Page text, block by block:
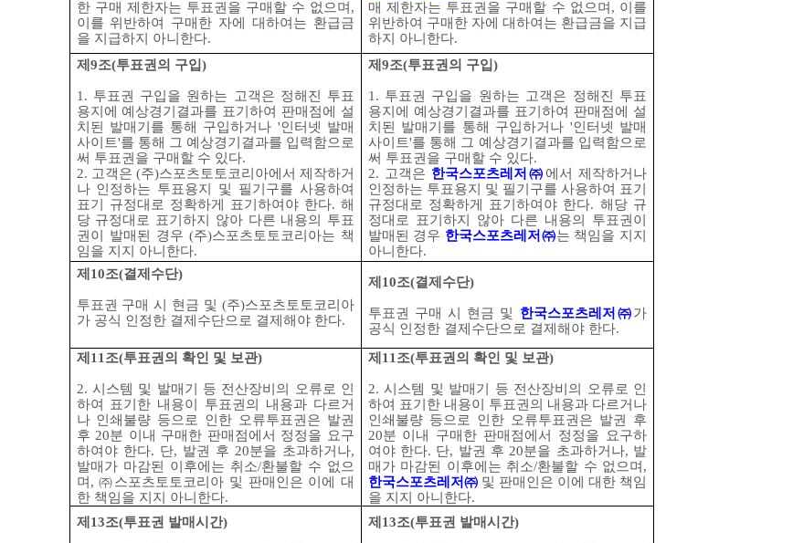
한 구매 제한자는 투표권을 구매할 수 없으며 ,
이를 위반하여 구매한 자에 대하여는 환급금
을 지급하지 아니한다.
매 제한자는 투표권을 구매할 수 없으며 , 이를
위반하여 구매한 자에 대하여는 환급금을 지급
하지 아니한다.
제 9조(투표권의 구입)
1. 투표권 구입을 원하는 고객은 정해진 투표
용지에 예상경기결과를 표기하여 판매점에 설
치된 발매기를 통해 구입하거나 '인터넷 발매
사이트'를 통해 그 예상경기결과를 입력함으로
써 투표권을 구매할 수 있다.
2. 고객은 (주)스포츠토토코리아에서 제작하거
나 인정하는 투표용지 및 필기구를 사용하여
표기 규정대로 정확하게 표기하여야 한다.해
당 규정대로 표기하지 않아 다른 내용의 투표
권이 발매된 경우 (주)스포츠토토코리아는 책
임을 지지 아니한다.
제 9조(투표권의 구입)
1. 투표권 구입을 원하는 고객은 정해진 투표
용지에 예상경기결과를 표기하여 판매점에 설
치된 발매기를 통해 구입하거나 '인터넷 발매
사이트'를 통해 그 예상경기결과를 입력함으로
써 투표권을 구매할 수 있다.
2. 고객은 한국스포츠레저 ㈜ 에서 제작하거나
인정하는 투표용지 및 필기구를 사용하여 표기
규정대로 정확하게 표기하여야 한다. 해당 규
정대로 표기하지 않아 다른 내용의 투표권이
발매된 경우 한국스포츠레저 ㈜는 책임을 지지
아니한다.
제 10조(결제수단)
투표권 구매 시 현금 및(주)스포츠토토코리아
가 공식 인정한 결제수단으로 결제해야 한다.
제 10조(결제수단)
투표권 구매 시 현금 및 한국스포츠레저 ㈜가
공식 인정한 결제수단으로 결제해야 한다.
제 11 조(투표권의 확인 및 보관)
2. 시스템 및 발매기 등 전산장비의 오류로 인
하여 표기한 내용이 투표권의 내용과 다르거
나 인쇄불량 등으로 인한 오류투표권은 발권
후 20분 이내 구매한 판매점에서 정정을 요구
하여야 한다. 단, 발권 후 20분을 초과하거나,
발매가 마감된 이후에는 취소/환불할 수 없으
며 , ㈜스포츠토토코리아 및 판매인은 이에 대
한 책임을 지지 아니한다.
제 11 조(투표권의 확인 및 보관)
2.시스템 및 발매기 등 전산장비의 오류로 인
하여 표기한 내용이 투표권의 내용과 다르거나
인쇄불량 등으로 인한 오류투표권은 발권 후
20분 이내 구매한 판매점에서 정정을 요구하
여야 한다. 단, 발권 후 20분을 초과하거나, 발
매가 마감된 이후에는 취소/환불할 수 없으며 ,
한국스포츠레저㈜ 및 판매인은 이에 대한 책임
을 지지 아니한다.
제 13조(투표권 발매시간) 제 13조(투표권 발매시간)